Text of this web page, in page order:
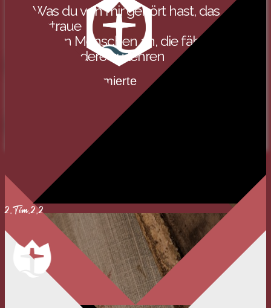
Evangelisch-Reformierte
LOGIN
Was du von mir gehört hast, das
vertraue
treuen Menschen an, die fähig sind,
auch andere zu lehren
2.Tim.2,2